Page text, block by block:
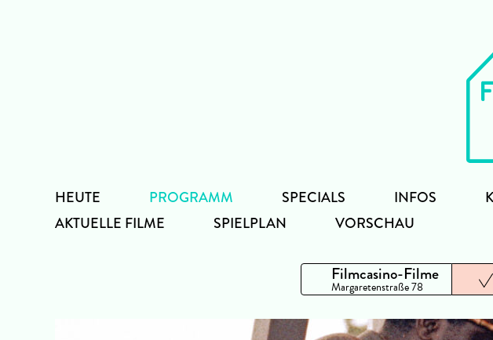
HEUTE
PROGRAMM
AKTUELLE FILME
SPIELPLAN VORSCHAU
SPECIALS INFOS
Filmcasino-Filme
Margaretenstraße 78